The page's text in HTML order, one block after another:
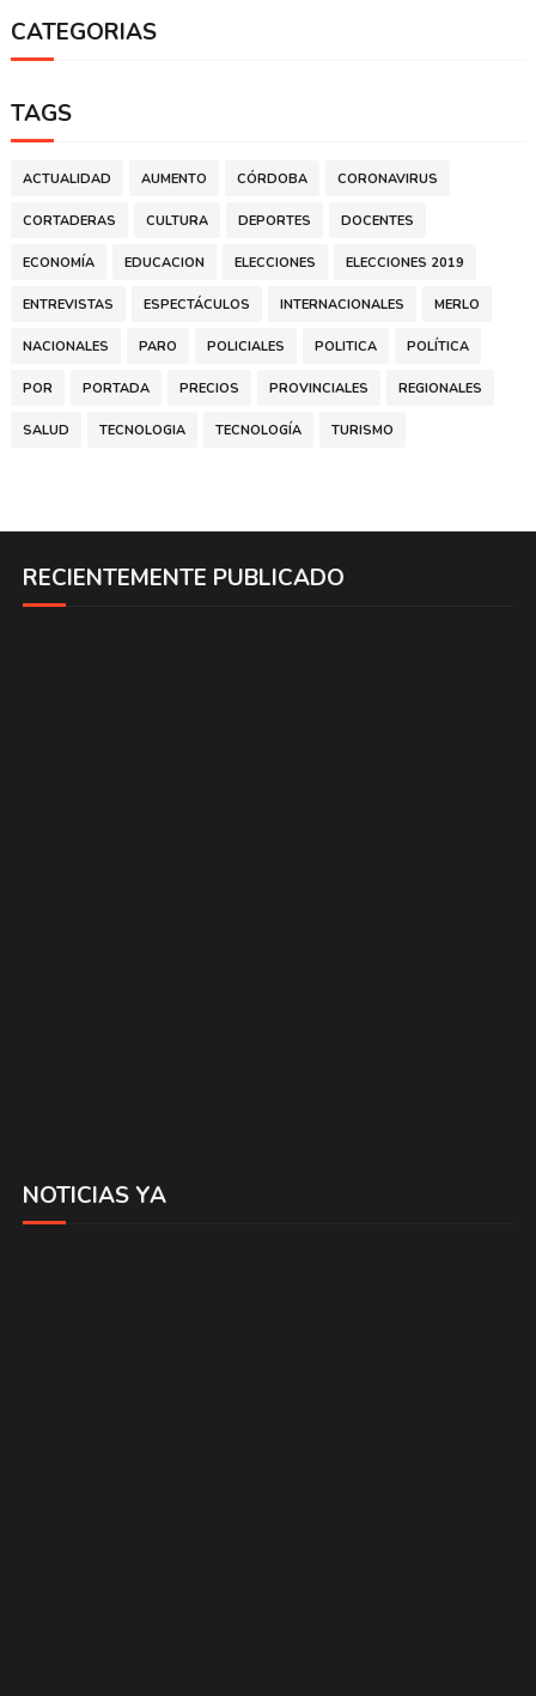
CATEGORIAS
TAGS
ACTUALIDAD AUMENTO CÓRDOBA CORONAVIRUS
CORTADERAS CULTURA DEPORTES DOCENTES
ECONOMÍA EDUCACION ELECCIONES ELECCIONES 2019
ENTREVISTAS ESPECTÁCULOS INTERNACIONALES MERLO
NACIONALES PARO POLICIALES POLITICA POLÍTICA
POR PORTADA PRECIOS PROVINCIALES REGIONALES
SALUD TECNOLOGIA TECNOLOGÍA TURISMO
RECIENTEMENTE PUBLICADO
NOTICIAS YA